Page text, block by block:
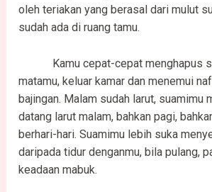
oleh teriakan yang berasal dari mulut
sudah ada di ruang tamu.
Kamu cepat-cepat menghapus
matamu, keluar kamar dan menemui
bajingan. Malam sudah larut, suamimu
datang larut malam, bahkan pagi,
berhari-hari. Suamimu lebih suka
daripada tidur denganmu, bila pulang,
keadaan mabuk.